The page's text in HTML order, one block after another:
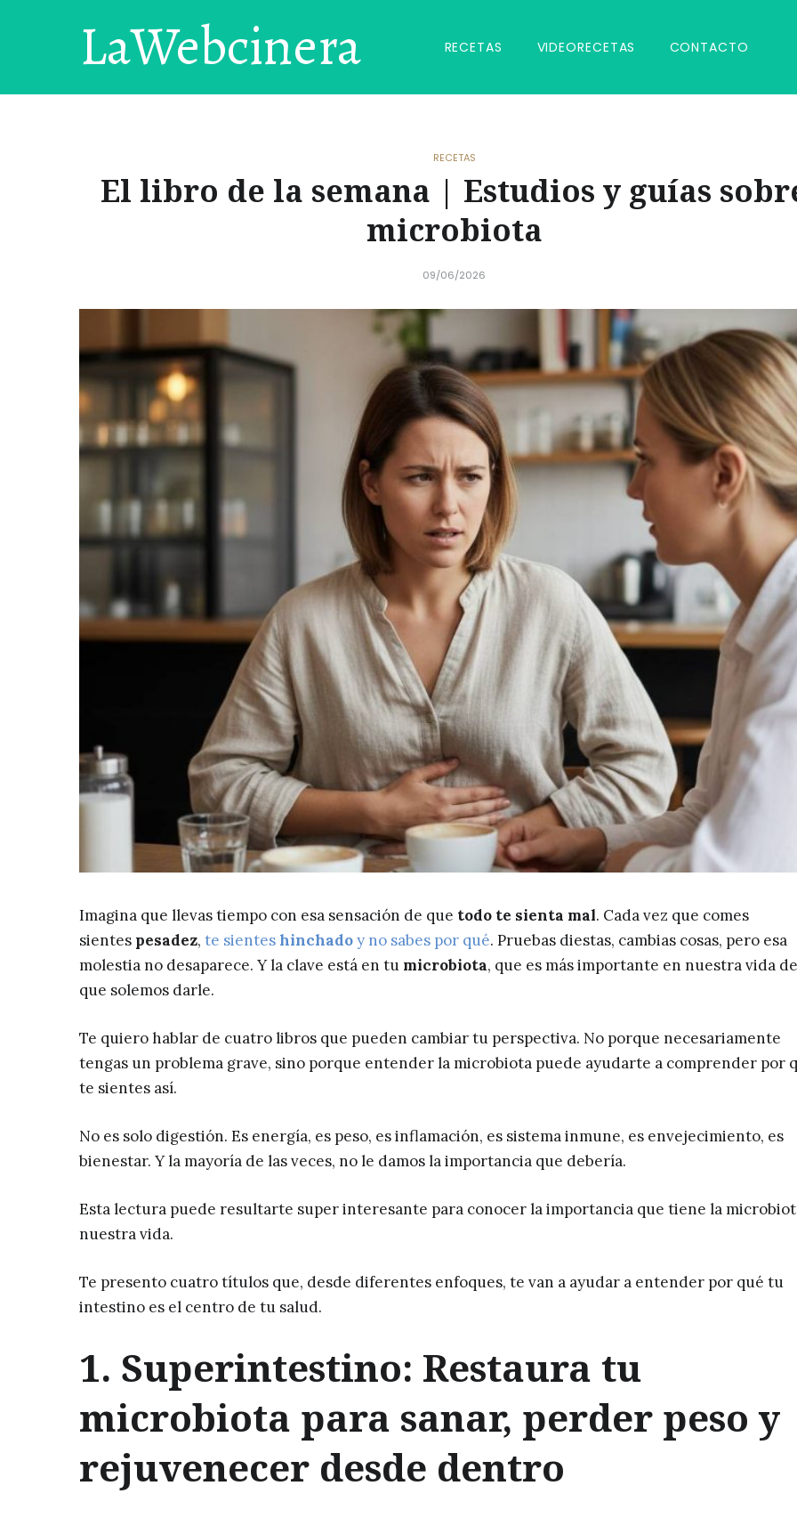
LaWebcinera RECETAS VIDEORECETAS CONTACTO
RECETAS
El libro de la semana | Estudios y guías
microbiota
09/06/2026
Imagina que llevas tiempo con esa sensación de que todo te sienta mal. Cada vez que comes
sientes pesadez, te sientes hinchadoy no sabes por qué. Pruebas diestas, cambias cosas, pero esa
molestia no desaparece. Y la clave está en tu microbiota, que es más importante en nuestra vida
que solemos darle.
Te quiero hablar de cuatro libros que pueden cambiar tu perspectiva. No porque necesariamente
tengas un problema grave, sino porque entender la microbiota puede ayudarte a comprender por
te sientes así.
No es solo digestión. Es energía, es peso, es inflamación, es sistema inmune, es envejecimiento, es
bienestar. Y la mayoría de las veces, no le damos la importancia que debería.
Esta lectura puede resultarte super interesante para conocer la importancia que tiene la
nuestra vida.
Te presento cuatro títulos que, desde diferentes enfoques, te van a ayudar a entender por qué tu
intestino es el centro de tu salud.
1. Superintestino: Restaura tu
microbiota para sanar, perder peso y
rejuvenecer desde dentro